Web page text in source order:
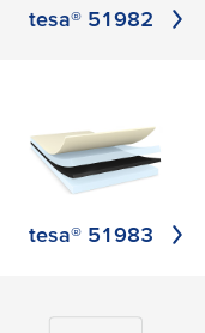
tesa® 51982
tesa® 51983